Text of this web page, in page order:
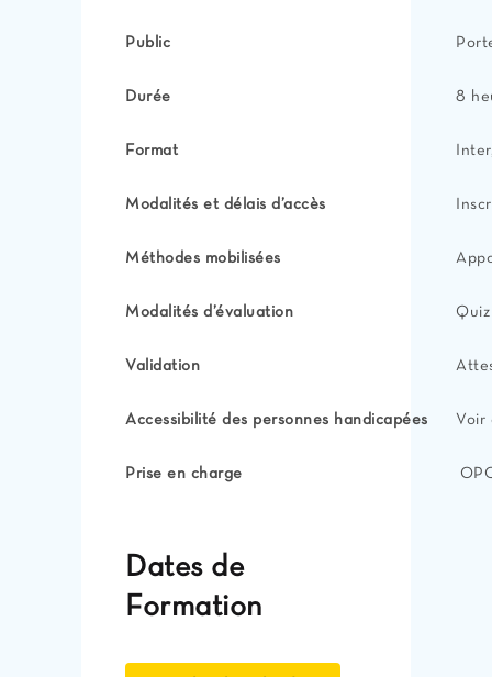
Public
Durée 8
Format
Modalités et délais d’accès
Méthodes mobilisées
Modalités d’évaluation Quiz
Validation
Accessibilité des personnes handicapées Voir
Prise en charge
Dates de
Formation